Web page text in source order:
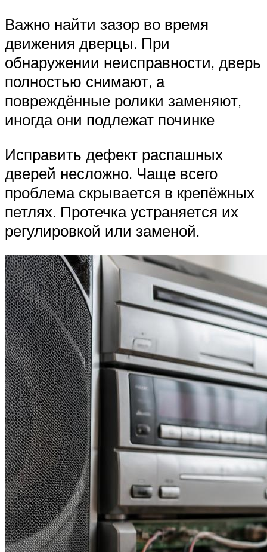
Важно найти зазор во время
движения дверцы. При
обнаружении неисправности, дверь
полностью снимают, а
повреждённые ролики заменяют,
иногда они подлежат починке
Исправить дефект распашных
дверей несложно. Чаще всего
проблема скрывается в крепёжных
петлях. Протечка устраняется их
регулировкой или заменой.